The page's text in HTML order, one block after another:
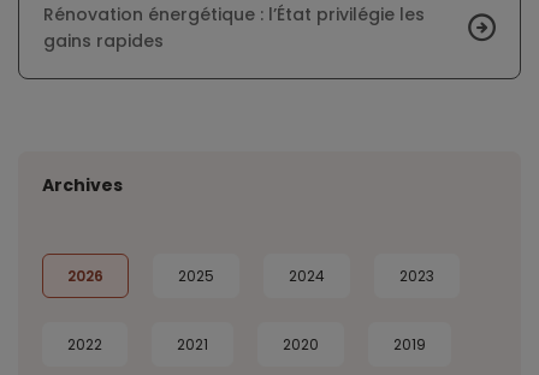
Rénovation énergétique : l’État privilégie les
gains rapides
Archives
2026 2025 2024 2023
2022 2021 2020 2019